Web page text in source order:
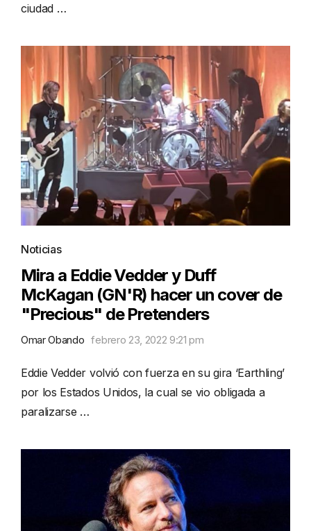
ciudad …
Noticias
Mira a Eddie Vedder y Duff
McKagan (GN'R) hacer un cover de
"Precious" de Pretenders
Omar Obando febrero 23, 2022 9:21 pm
Eddie Vedder volvió con fuerza en su gira ‘Earthling’
por los Estados Unidos, la cual se vio obligada a
paralizarse …